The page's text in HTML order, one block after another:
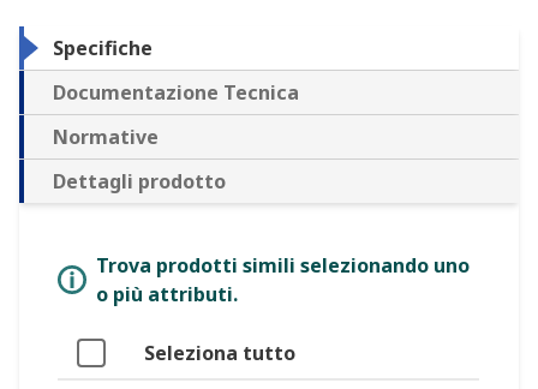
Specifiche
Documentazione Tecnica
Normative
Dettagli prodotto
Trova prodotti simili selezionando uno
o più attributi.
Seleziona tutto